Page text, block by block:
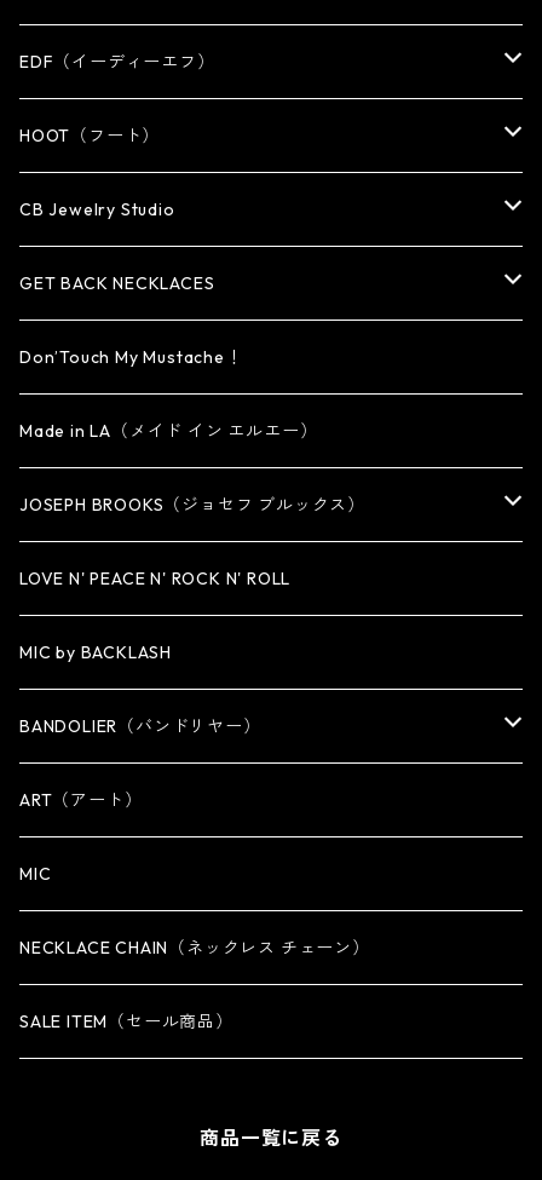
WALLET CHAIN
WALLET・CARD CASE
HAT・CAP
OTHER
WALLET CHAIN
KEY CHAIN
OTHER ITEM
reMIC
EARRING
PENDANT
NECKLACE
BRACELET
KEY CHAIN
OTHER
RING
EARRING
PENDANT
NECKLACE
BRACELET
CUFF
KEY CHAIN
WALLET CHAIN
WALLET
OTHER
EDF（イーディーエフ）
RING
PENDANT
CUFF・BANGLE
HOOT（フート）
RING
EARRING
PENDANT
BRACELET
CUFF・BANGLE
NECKLACE
KEY CHAIN
WALLET CHAIN
OTHER
CB Jewelry Studio
RING
EARRING・EAR CUFF
PENDANT
NECKLACE
BRACELET
GET BACK NECKLACES
ORIGINAL COLLECTION
SMALL
MEDIUM
Don’Touch My Mustache！
Made in LA（メイド イン エルエー）
JOSEPH BROOKS（ジョセフ ブルックス）
BRACELET
NECKLACE
LOVE N' PEACE N' ROCK N' ROLL
MIC by BACKLASH
BANDOLIER（バンドリヤー）
iPhone 14専用ケース
iPhone 14 Plus専用ケース
iPhone 14 Pro専用ケース
iPhone 14 Pro Max専用ケース
ART（アート）
MIC
NECKLACE CHAIN（ネックレス チェーン）
SALE ITEM（セール商品）
商品一覧に戻る